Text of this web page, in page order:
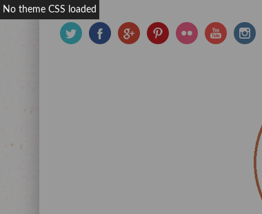
No theme CSS loaded